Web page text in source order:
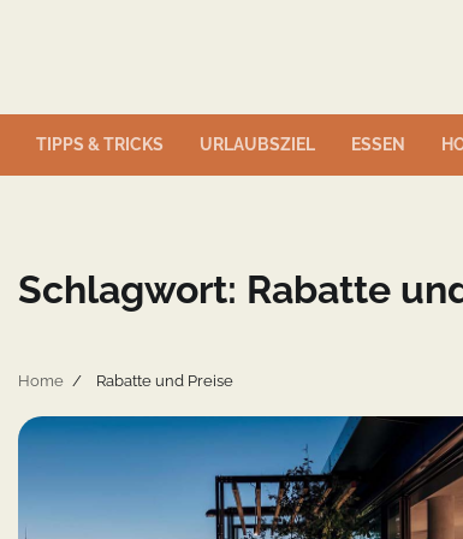
TIPPS & TRICKS URLAUBSZIEL ESSEN
Schlagwort: Rabatte
Home Rabatte und Preise